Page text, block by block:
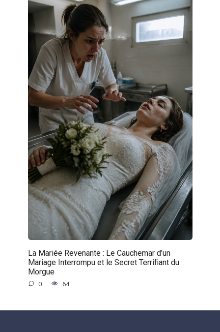
La Mariée Revenante : Le Cauchemar d’un
Mariage Interrompu et le Secret Terrifiant du
Morgue
0 64